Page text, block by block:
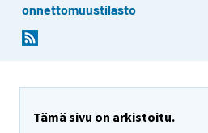
onnettomuustilasto
Tämä sivu on arkistoitu.